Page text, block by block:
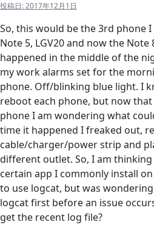
投稿日:2017年12月1日
So, this would be the 3rd phone
Note 5, LGV20 and now the Note
happened in the middle of the
my work alarms set for the
phone. Off/blinking blue light. I
reboot each phone, but now
phone I am wondering what
time it happened I freaked out,
cable/charger/power strip and
different outlet. So, I am
certain app I commonly install
to use logcat, but was
logcat first before an issue
get the recent log file?